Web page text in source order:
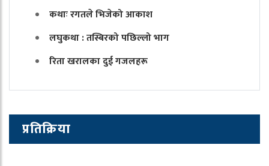
कथाः रगतले भिजेको आकाश
लघुकथा : तस्बिरको पछिल्लो भाग
रिता खरालका दुई गजलहरू
प्रतिक्रिया